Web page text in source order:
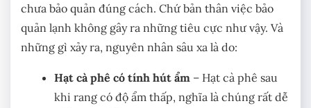
chưa bảo quản đúng cách. Chứ bản thân việc bảo
quản lạnh không gây ra những tiêu cực như vậy. Và
những gì xảy ra, nguyên nhân sâu xa là do:
Hạt cà phê có tính hút ẩm – Hạt cà phê sau
khi rang có độ ẩm thấp, nghĩa là chúng rất dễ